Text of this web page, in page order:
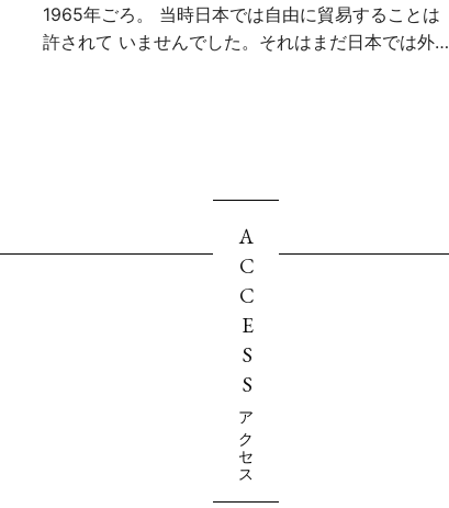
1965年ごろ。 当時日本では自由に貿易することは
許されて いませんでした。それはまだ日本では外…
ACCESS
アクセス